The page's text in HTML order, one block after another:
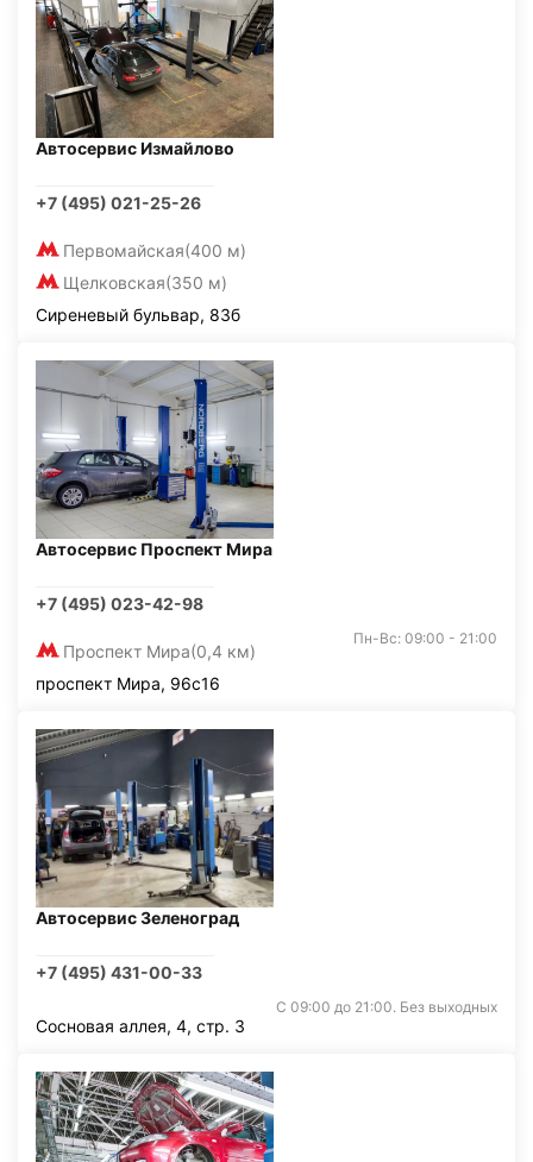
Автосервис Измайлово
+7 (495) 021-25-26
Первомайская(400 м)
Щелковская(350 м)
Сиреневый бульвар, 83б
Автосервис Проспект Мира
+7 (495) 023-42-98
Проспект Мира(0,4 км)
Пн-Вс: 09:00 - 21:00
проспект Мира, 96с16
Автосервис Зеленоград
+7 (495) 431-00-33
С 09:00 до 21:00. Без выходных
Сосновая аллея, 4, стр. 3